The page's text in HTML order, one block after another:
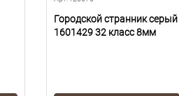
Городской странник серый
1601429 32 класс 8мм